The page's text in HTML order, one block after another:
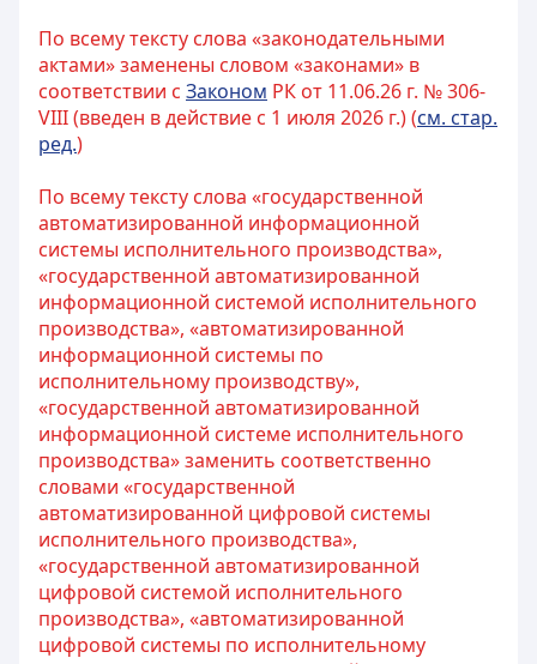
По всему тексту слова «законодательными
актами» заменены словом «законами» в
соответствии с Законом РК от 11.06.26 г. № 306-
VIII (введен в действие с 1 июля 2026 г.) (см. стар.
ред.)
По всему тексту слова «государственной
автоматизированной информационной
системы исполнительного производства»,
«государственной автоматизированной
информационной системой исполнительного
производства», «автоматизированной
информационной системы по
исполнительному производству»,
«государственной автоматизированной
информационной системе исполнительного
производства» заменить соответственно
словами «государственной
автоматизированной цифровой системы
исполнительного производства»,
«государственной автоматизированной
цифровой системой исполнительного
производства», «автоматизированной
цифровой системы по исполнительному